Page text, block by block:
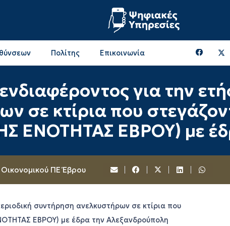
Πολίτης Επικοινωνία
για την
σε κτίρια που
ΕΝΟΤΗΤΑΣ ΕΒΡΟΥ) με
ΠΕ Έβρου
συντήρηση ανελκυστήρων σε κτίρια που
ΕΒΡΟΥ) με έδρα την Αλεξανδρούπολη